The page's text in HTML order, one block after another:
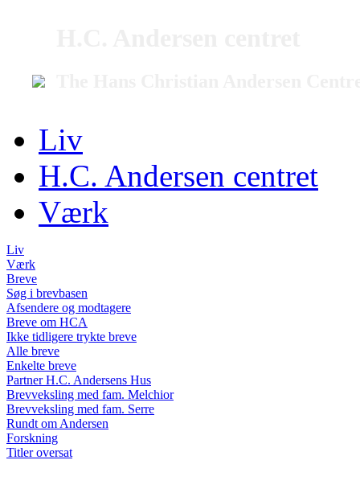
Liv
H.C. Andersen centret
Værk
Liv
Værk
Breve
Søg i brevbasen
Afsendere og modtagere
Breve om HCA
Ikke tidligere trykte breve
Alle breve
Enkelte breve
Partner H.C. Andersens Hus
Brevveksling med fam. Melchior
Brevveksling med fam. Serre
Rundt om Andersen
Forskning
Titler oversat